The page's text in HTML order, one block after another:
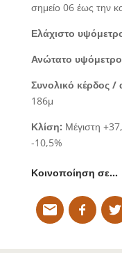
σημείο 06 έως την
Ελάχιστο
Ανώτατο
Συνολικό κέρδος
186μ
Κλίση: Μέγιστη
-10,5%
Κοινοποίηση σε…